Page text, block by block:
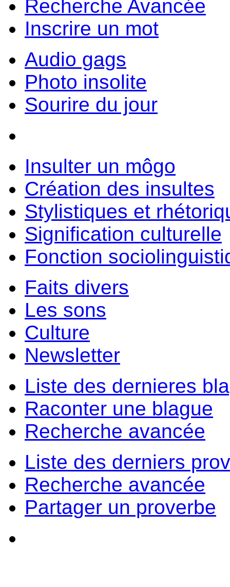
Recherche Avancée
Inscrire un mot
Audio gags
Photo insolite
Sourire du jour
Insulter un môgo
Création des insultes
Stylistiques et
Signification culturelle
Fonction
Faits divers
Les sons
Culture
Newsletter
Liste des dernieres
Raconter une blague
Recherche avancée
Liste des derniers
Recherche avancée
Partager un proverbe